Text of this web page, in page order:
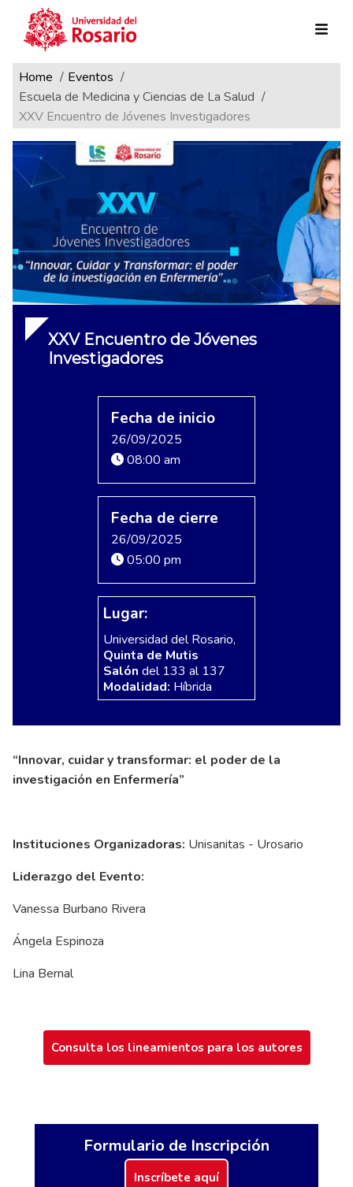
Pasar al contenido principal
Formulario de Inscripción
Inscríbete aquí
Ruta de navegación
Home
Eventos
Escuela de Medicina y Ciencias de La Salud
XXV Encuentro de Jóvenes Investigadores
XXV Encuentro de Jóvenes
Investigadores
Fecha de inicio
26/09/2025
08:00 am
Fecha de cierre
26/09/2025
05:00 pm
Lugar:
Universidad del Rosario,
Quinta de Mutis
Salón del 133 al 137
Modalidad: Híbrida
“Innovar, cuidar y transformar: el poder de la
investigación en Enfermería”
Instituciones Organizadoras: Unisanitas - Urosario
Liderazgo del Evento:
Vanessa Burbano Rivera
Ángela Espinoza
Lina Bernal
Consulta los lineamientos para los autores